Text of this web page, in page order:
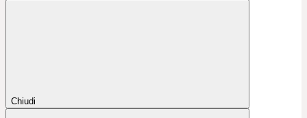
Chiudi